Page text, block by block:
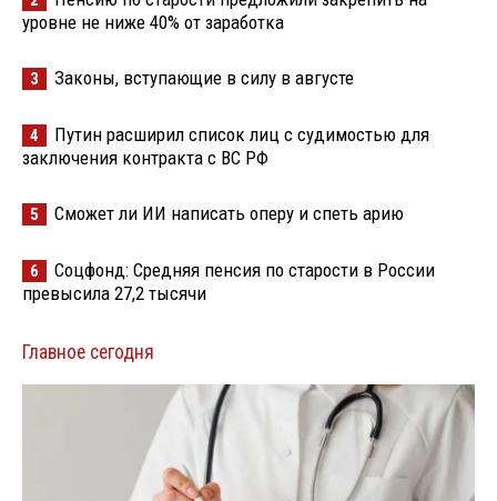
уровне не ниже 40% от заработка
3 Законы, вступающие в силу в августе
4
Путин расширил список лиц с судимостью для
заключения контракта с ВС РФ
5 Сможет ли ИИ написать оперу и спеть арию
6
Соцфонд: Средняя пенсия по старости в России
превысила 27,2 тысячи
Главное сегодня